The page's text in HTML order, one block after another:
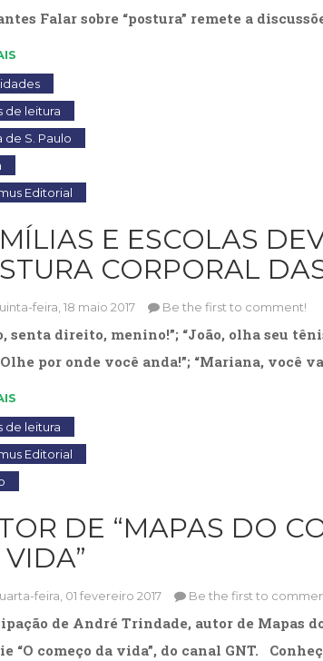
Falar sobre “postura” remete a
de leitura
de S. Paulo
Editorial
E ESCOLAS
CORPORAL
feira, 18 maio 2017 Be the first to comment!
senta direito, menino!”; “João, olha seu
por onde você anda!”; “Mariana, você
de leitura
Editorial
DE “MAPAS DO
feira, 01 fevereiro 2017 Be the first to
de André Trindade, autor de Mapas
“O começo da vida”, do canal GNT.